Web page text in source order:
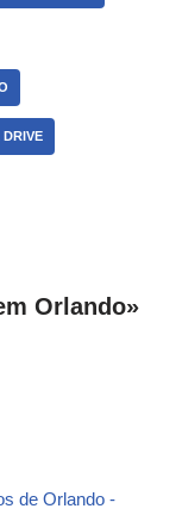
Orlando»
de Orlando -